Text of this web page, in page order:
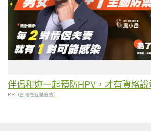
伴侶和妳一起預防HPV，才有資格說
PR（台灣癌症基金會）